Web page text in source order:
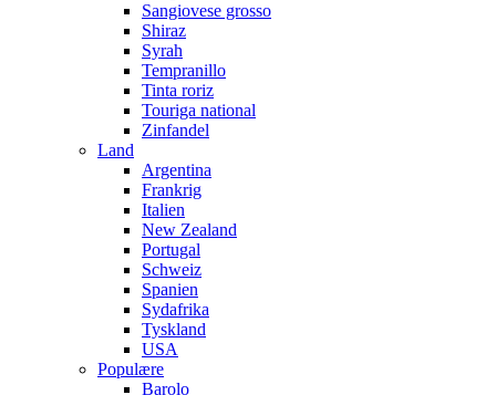
Sangiovese grosso
Shiraz
Syrah
Tempranillo
Tinta roriz
Touriga national
Zinfandel
Land
Argentina
Frankrig
Italien
New Zealand
Portugal
Schweiz
Spanien
Sydafrika
Tyskland
USA
Populære
Barolo